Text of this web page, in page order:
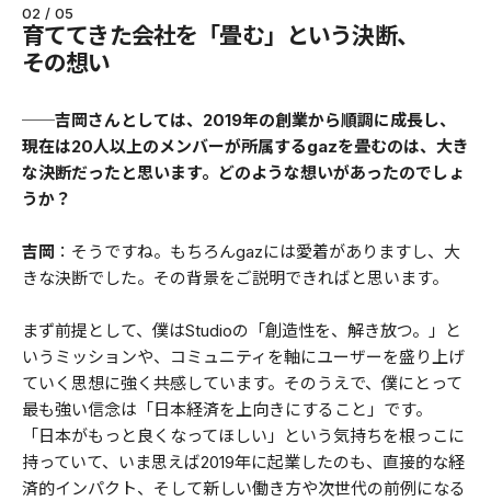
02 / 05
育ててきた会社を「畳む」という決断、
その想い
──吉岡さんとしては、2019年の創業から順調に成長し、
現在は20人以上のメンバーが所属するgazを畳むのは、大き
な決断だったと思います。どのような想いがあったのでしょ
うか？
吉岡 ：そうですね。もちろんgazには愛着がありますし、大
きな決断でした。その背景をご説明できればと思います。
まず前提として、僕はStudioの「創造性を、解き放つ。」と
いうミッションや、コミュニティを軸にユーザーを盛り上げ
ていく思想に強く共感しています。そのうえで、僕にとって
最も強い信念は「日本経済を上向きにすること」です。
「日本がもっと良くなってほしい」という気持ちを根っこに
持っていて、いま思えば2019年に起業したのも、直接的な経
済的インパクト、そして新しい働き方や次世代の前例になる